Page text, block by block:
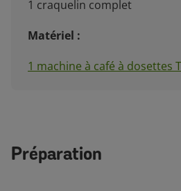
1 craquelin complet
Matériel :
1 machine à café à dosettes
Préparation